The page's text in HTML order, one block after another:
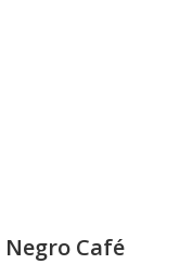
Café